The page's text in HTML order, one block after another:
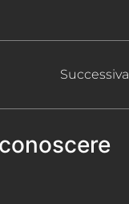
Successiva